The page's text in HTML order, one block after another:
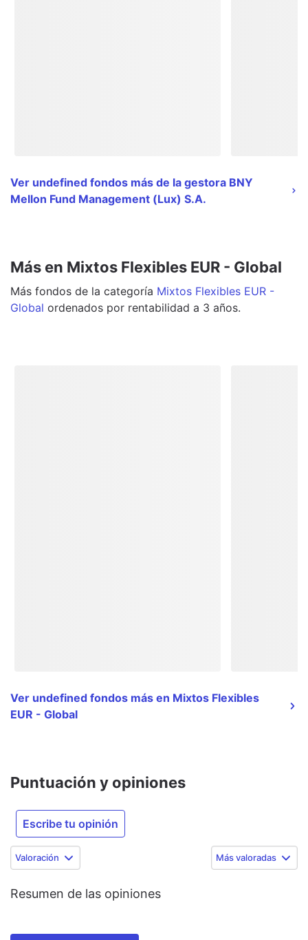
Ver undefined fondos más de la gestora BNY
Mellon Fund Management (Lux) S.A.
Más en Mixtos Flexibles EUR - Global
Más fondos de la categoría Mixtos Flexibles EUR -
Global ordenados por rentabilidad a 3 años.
Ver undefined fondos más en Mixtos Flexibles
EUR - Global
Puntuación y opiniones
Escribe tu opinión
Valoración Más valoradas
Resumen de las opiniones